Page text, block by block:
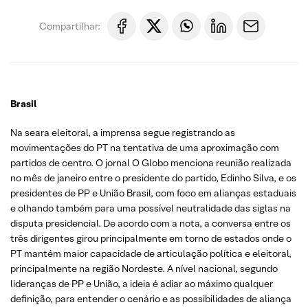
Compartilhar:
Brasil
Na seara eleitoral, a imprensa segue registrando as
movimentações do PT na tentativa de uma aproximação com
partidos de centro. O jornal O Globo menciona reunião realizada
no mês de janeiro entre o presidente do partido, Edinho Silva, e os
presidentes de PP e União Brasil, com foco em alianças estaduais
e olhando também para uma possível neutralidade das siglas na
disputa presidencial. De acordo com a nota, a conversa entre os
três dirigentes girou principalmente em torno de estados onde o
PT mantém maior capacidade de articulação política e eleitoral,
principalmente na região Nordeste. A nível nacional, segundo
lideranças de PP e União, a ideia é adiar ao máximo qualquer
definição, para entender o cenário e as possibilidades de aliança